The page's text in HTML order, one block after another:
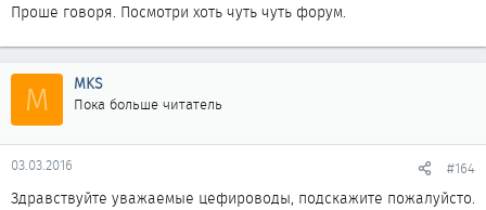
Проше говоря. Посмотри хоть чуть чуть форум.
M MKS
Пока больше читатель
03.03.2016 #164
Здравствуйте уважаемые цефироводы, подскажите пожалуйсто.